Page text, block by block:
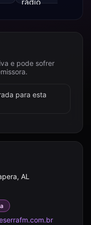
e pode sofrer
para esta
AL